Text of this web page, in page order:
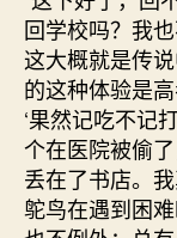
回学校吗？我
这大概就是传
的这种体验是高
‘果然记吃不记
个在医院被偷
丢在了书店。
鸵鸟在遇到困